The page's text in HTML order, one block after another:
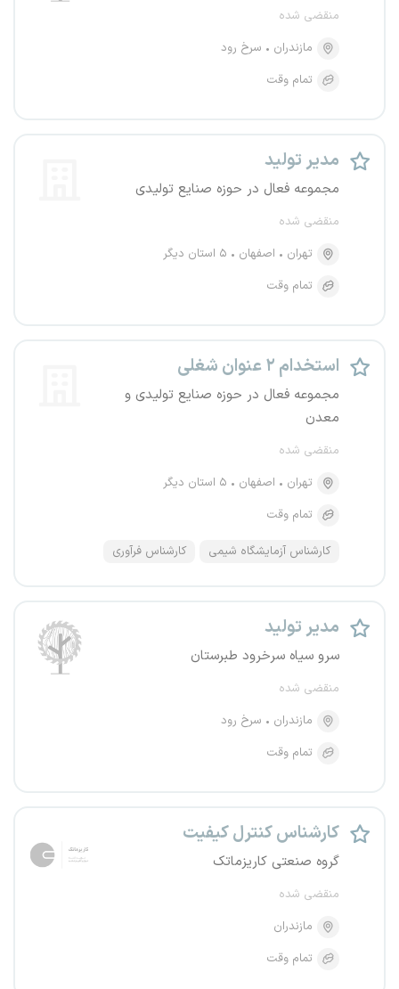
منقضی شده
مازندران
سرخ رود
تمام وقت
مدیر تولید
مجموعه فعال در حوزه صنایع تولیدی
منقضی شده
تهران
اصفهان
۵ استان دیگر
تمام وقت
استخدام ۲ عنوان شغلی
مجموعه فعال در حوزه صنایع تولیدی و
معدن
منقضی شده
تهران
اصفهان
۵ استان دیگر
تمام وقت
کارشناس آزمایشگاه شیمی کارشناس فرآوری
مدیر تولید
سرو سیاه سرخرود طبرستان
منقضی شده
مازندران
سرخ رود
تمام وقت
کارشناس کنترل کیفیت
گروه صنعتی کاریزماتک
منقضی شده
مازندران
تمام وقت